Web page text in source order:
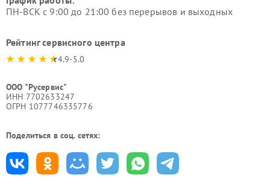
ПН-ВСК с 9:00 до 21:00 без перерывов и выходных
Рейтинг сервисного центра
4.9-5.0
ООО "Русервис"
ИНН 7702633247
ОГРН 1077746335776
Поделиться в соц. сетях: